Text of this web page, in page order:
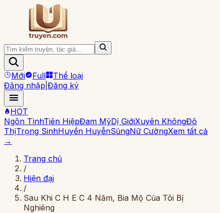
Mới Full
Thể loại
Đăng nhập Đăng ký
HOT
Ngôn TìnhTiên HiệpĐam MỹDị GiớiXuyên KhôngĐô
ThịTrọng SinhHuyền HuyễnSủngNữ CườngXem tất cả
→
Trang chủ
/
Hiện đại
/
Sau Khi C H E C 4 Năm, Bia Mộ Của Tôi Bị
Nghiêng